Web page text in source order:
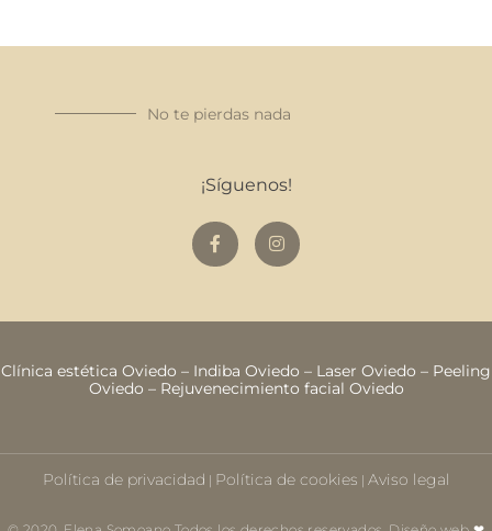
No te pierdas nada
¡Síguenos!
Clínica estética Oviedo – Indiba Oviedo – Laser Oviedo – Peeling
Oviedo – Rejuvenecimiento facial Oviedo
Política de privacidad | Política de cookies | Aviso legal